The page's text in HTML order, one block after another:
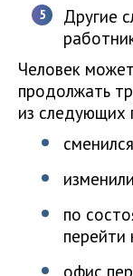
Другие
Человек
продолжать
из следующих
по
перейти
офис